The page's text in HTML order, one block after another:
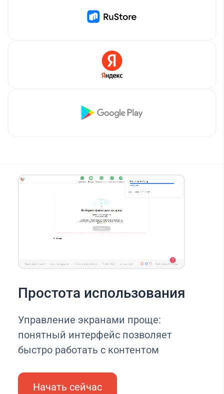
Простота использования
Управление экранами проще:
понятный интерфейс позволяет
быстро работать с контентом
Начать сейчас